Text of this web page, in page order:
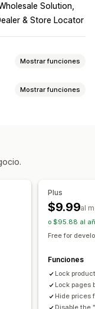
Solution
& Store Locator
Mostrar funciones
Mostrar funciones
Plus
$9.99al
o $95.88 al
Free for
Funciones
Lock
Lock pages
Hide prices